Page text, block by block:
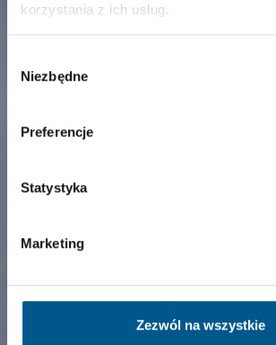
korzystania z ich usług.
zgody
Niezbędne
Preferencje
Statystyka
Marketing
Zezwól na wszystkie
Verbundkraftwerk